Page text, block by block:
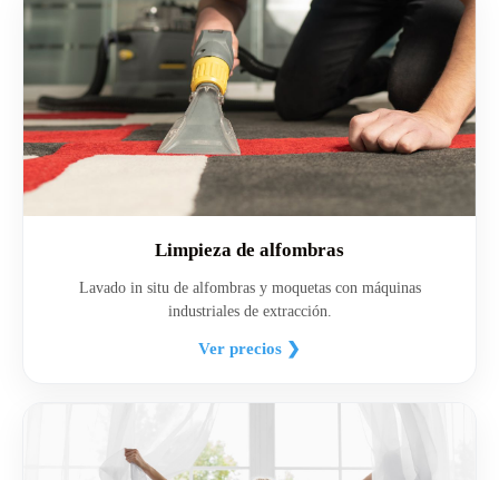
Limpieza de alfombras
Lavado in situ de alfombras y moquetas con máquinas
industriales de extracción.
Ver precios ❯